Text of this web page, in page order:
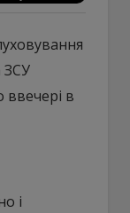
ЗСУ
ввечері в
і